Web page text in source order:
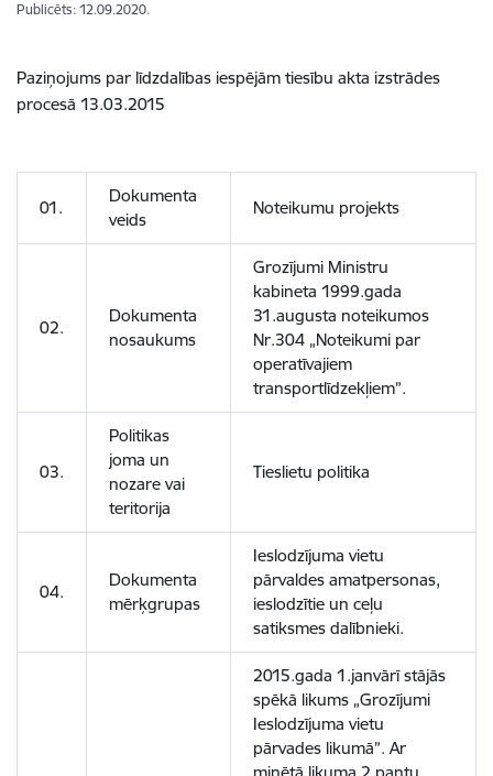
Publicēts: 12.09.2020.
Paziņojums par līdzdalības iespējām tiesību akta izstrādes
procesā 13.03.2015
01.
Dokumenta
veids
Noteikumu projekts
02.
Dokumenta
nosaukums
Grozījumi Ministru
kabineta 1999.gada
31.augusta noteikumos
Nr.304 „Noteikumi par
operatīvajiem
transportlīdzekļiem”.
03.
Politikas
joma un
nozare vai
teritorija
Tieslietu politika
04.
Dokumenta
mērķgrupas
Ieslodzījuma vietu
pārvaldes amatpersonas,
ieslodzītie un ceļu
satiksmes dalībnieki.
2015.gada 1.janvārī stājās
spēkā likums „Grozījumi
Ieslodzījuma vietu
pārvades likumā”. Ar